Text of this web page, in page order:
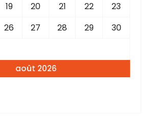
août 2026
19 20 21 22
23
26 27 28 29
30